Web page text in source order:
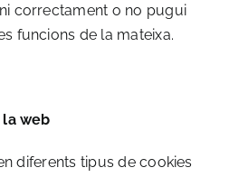
correctament o no pugui
funcions de la mateixa.
web
diferents tipus de cookies